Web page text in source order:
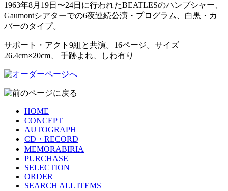
1963年8月19日〜24日に行われたBEATLESのハンプシャー、
Gaumontシアターでの6夜連続公演・プログラム、白黒・カ
バーのタイプ。
サポート・アクト9組と共演。16ページ。サイズ
26.4cm×20cm、 手跡よれ、しわ有り
HOME
CONCEPT
AUTOGRAPH
CD・RECORD
MEMORABIRIA
PURCHASE
SELECTION
ORDER
SEARCH ALL ITEMS